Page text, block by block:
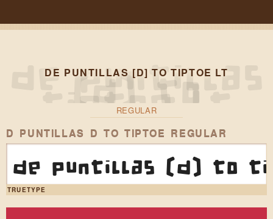
DE PUNTILLAS [D] TO TIPTOE LT
REGULAR
D PUNTILLAS D TO TIPTOE REGULAR
de puntillas [d] to
TRUETYPE